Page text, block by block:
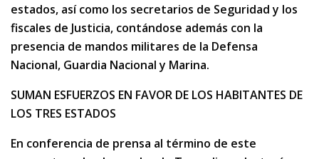
estados, así como los secretarios de Seguridad y los
fiscales de Justicia, contándose además con la
presencia de mandos militares de la Defensa
Nacional, Guardia Nacional y Marina.
SUMAN ESFUERZOS EN FAVOR DE LOS HABITANTES DE
LOS TRES ESTADOS
En conferencia de prensa al término de este